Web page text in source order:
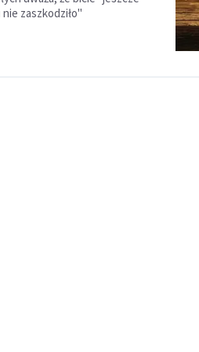
zaszkodziło"